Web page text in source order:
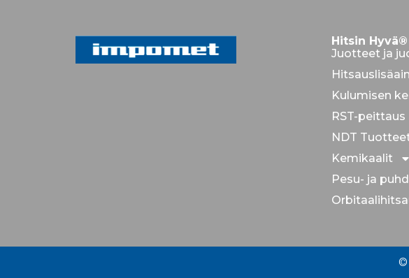
Hitsin
Juotteet ja
Kulumisen
RST-peittaus
NDT
Kemikaalit
Pesu- ja
©